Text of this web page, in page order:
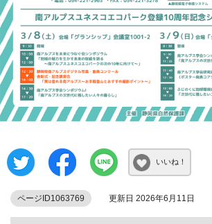
いいね！
ページID1063769 更新日 2026年6月11日